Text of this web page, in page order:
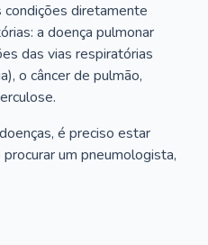
condições diretamente
a doença pulmonar
das vias respiratórias
o câncer de pulmão,
é preciso estar
um pneumologista,